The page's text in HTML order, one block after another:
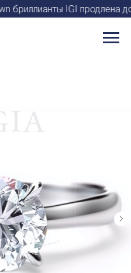
бриллианты IGI